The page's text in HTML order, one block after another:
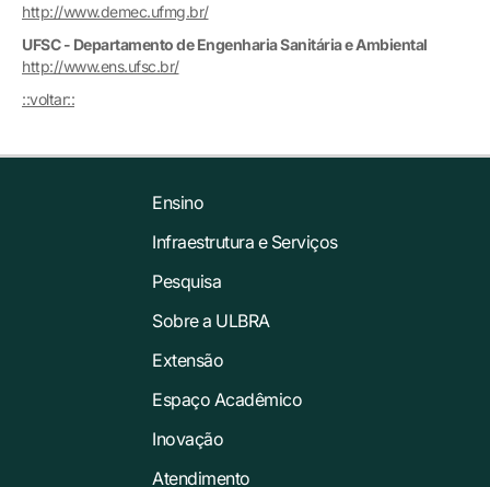
http://www.demec.ufmg.br/
UFSC - Departamento de Engenharia Sanitária e Ambiental
http://www.ens.ufsc.br/
::voltar::
Ensino
Infraestrutura e Serviços
Pesquisa
Sobre a ULBRA
Extensão
Espaço Acadêmico
Inovação
Atendimento